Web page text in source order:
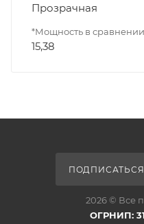
Прозрачная
*Мощность в
15,38
2026 © Все
ОГРНИП: